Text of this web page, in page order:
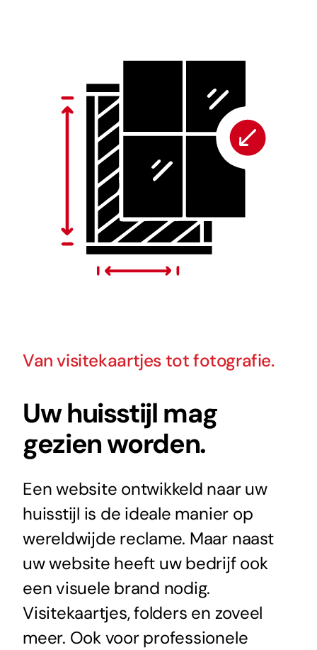
Van visitekaartjes tot fotografie.
Uw huisstijl mag
gezien worden.
Een website ontwikkeld naar uw
huisstijl is de ideale manier op
wereldwijde reclame. Maar naast
uw website heeft uw bedrijf ook
een visuele brand nodig.
Visitekaartjes, folders en zoveel
meer. Ook voor professionele